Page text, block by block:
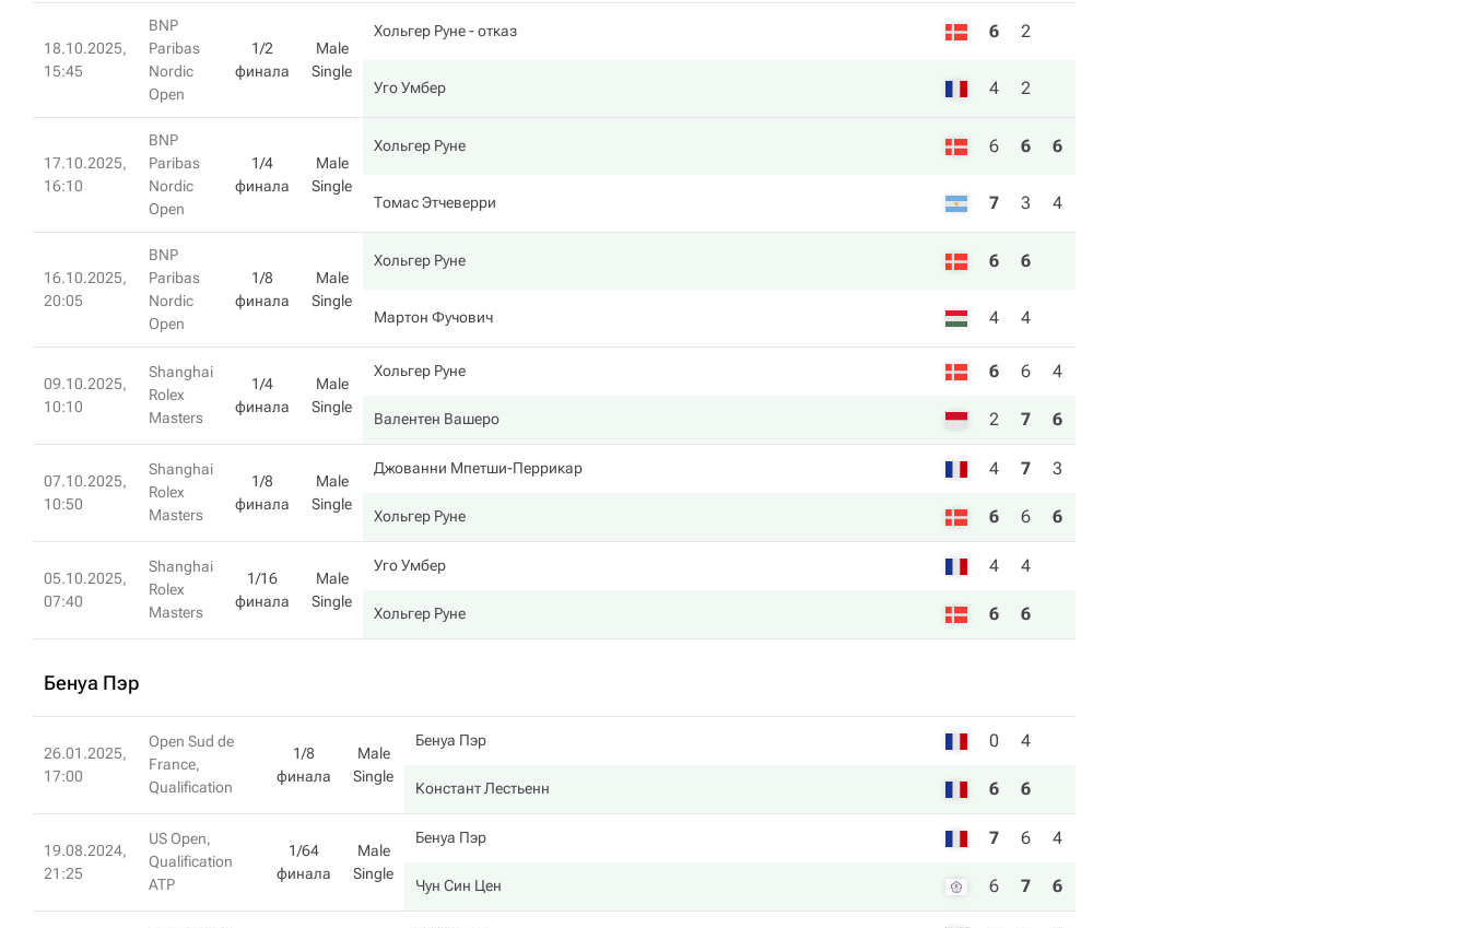
18.10.2025,
15:45
BNP
Paribas
Nordic
Open
1/2
финала
Male
Single
Хольгер Руне- отказ 6 2
Уго Умбер 4 2
17.10.2025,
16:10
BNP
Paribas
Nordic
Open
1/4
финала
Male
Single
Хольгер Руне 6 6 6
Томас Этчеверри 7 3 4
16.10.2025,
20:05
BNP
Paribas
Nordic
Open
1/8
финала
Male
Single
Хольгер Руне 6 6
Мартон Фучович 4 4
09.10.2025,
10:10
Shanghai
Rolex
Masters
1/4
финала
Male
Single
Хольгер Руне 6 6 4
Валентен Вашеро 2 7 6
07.10.2025,
10:50
Shanghai
Rolex
Masters
1/8
финала
Male
Single
Джованни Мпетши-Перрикар 4 7 3
Хольгер Руне 6 6 6
05.10.2025,
07:40
Shanghai
Rolex
Masters
1/16
финала
Male
Single
Уго Умбер 4 4
Хольгер Руне 6 6
Бенуа Пэр
26.01.2025,
17:00
Open Sud de
France,
Qualification
1/8
финала
Male
Single
Бенуа Пэр 0 4
Констант Лестьенн 6 6
19.08.2024,
21:25
US Open,
Qualification
ATP
1/64
финала
Male
Single
Бенуа Пэр 7 6 4
Чун Син Цен 6 7 6